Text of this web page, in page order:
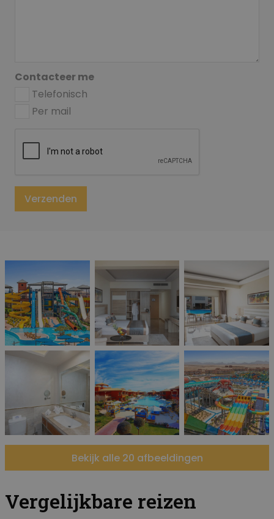
Contacteer me
Telefonisch
Per mail
Gelieve dit veld leeg te laten
Verzenden
Bekijk alle 20 afbeeldingen
Vergelijkbare reizen